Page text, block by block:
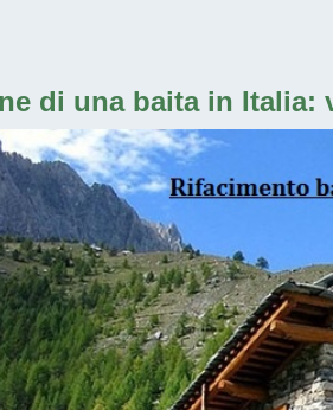
di una baita in Italia: